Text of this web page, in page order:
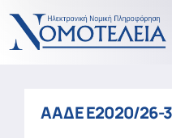
ΑΑΔΕ Ε2020/26-